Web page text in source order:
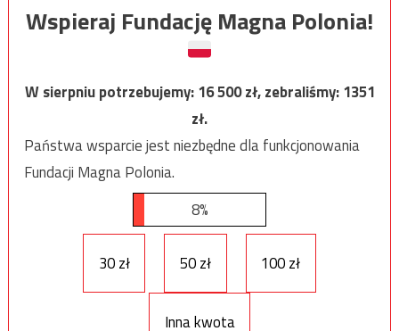
Wspieraj Fundację Magna Polonia!
W sierpniu potrzebujemy:16 500zł, zebraliśmy:1351
zł.
Państwa wsparcie jest niezbędne dla funkcjonowania
Fundacji Magna Polonia.
8%
30 zł 50 zł 100 zł
Inna kwota